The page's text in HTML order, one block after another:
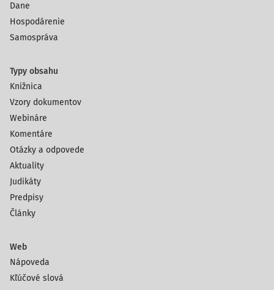
Dane
Hospodárenie
Samospráva
Typy obsahu
Knižnica
Vzory dokumentov
Webináre
Komentáre
Otázky a odpovede
Aktuality
Judikáty
Predpisy
Články
Web
Nápoveda
Kľúčové slová